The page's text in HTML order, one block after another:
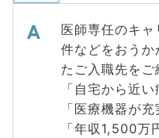
医師専任のキ
件などをおうか
たご入職先をご
「自宅から近
「医療機器が
「年収1,500万